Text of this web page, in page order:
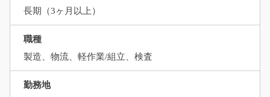
長期（3ヶ月以上）
職種
製造、物流、軽作業/組立、検査
勤務地